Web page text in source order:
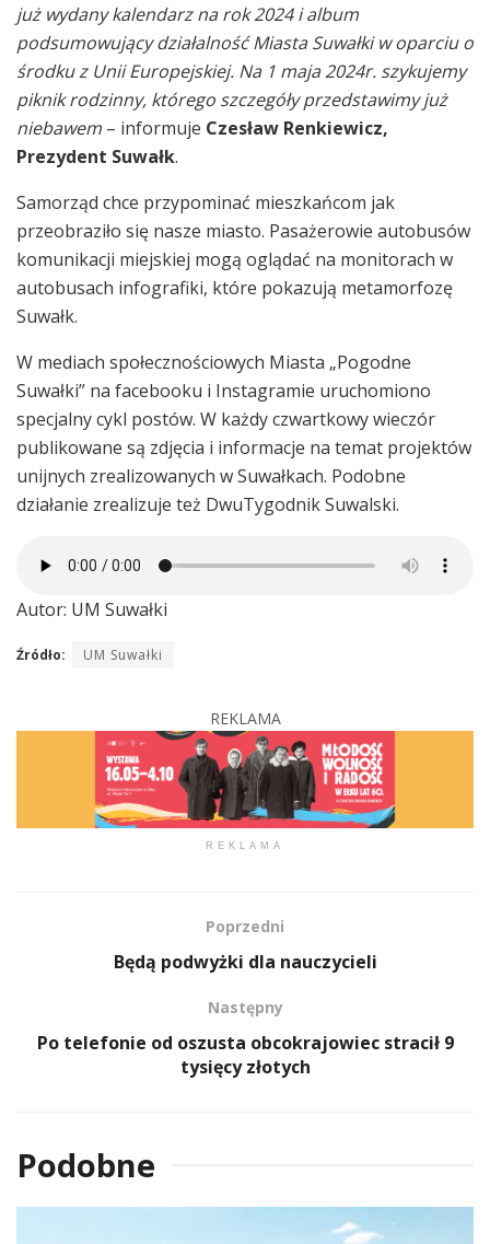
już wydany kalendarz na rok 2024 i album
podsumowujący działalność Miasta Suwałki w oparciu o
środku z Unii Europejskiej. Na 1 maja 2024r. szykujemy
piknik rodzinny, którego szczegóły przedstawimy już
niebawem – informuje Czesław Renkiewicz,
Prezydent Suwałk.
Samorząd chce przypominać mieszkańcom jak
przeobraziło się nasze miasto. Pasażerowie autobusów
komunikacji miejskiej mogą oglądać na monitorach w
autobusach infografiki, które pokazują metamorfozę
Suwałk.
W mediach społecznościowych Miasta „Pogodne
Suwałki” na facebooku i Instagramie uruchomiono
specjalny cykl postów. W każdy czwartkowy wieczór
publikowane są zdjęcia i informacje na temat projektów
unijnych zrealizowanych w Suwałkach. Podobne
działanie zrealizuje też DwuTygodnik Suwalski.
Autor: UM Suwałki
Źródło: UM Suwałki
REKLAMA
REKLAMA
Poprzedni
Będą podwyżki dla nauczycieli
Następny
Po telefonie od oszusta obcokrajowiec stracił 9
tysięcy złotych
Podobne